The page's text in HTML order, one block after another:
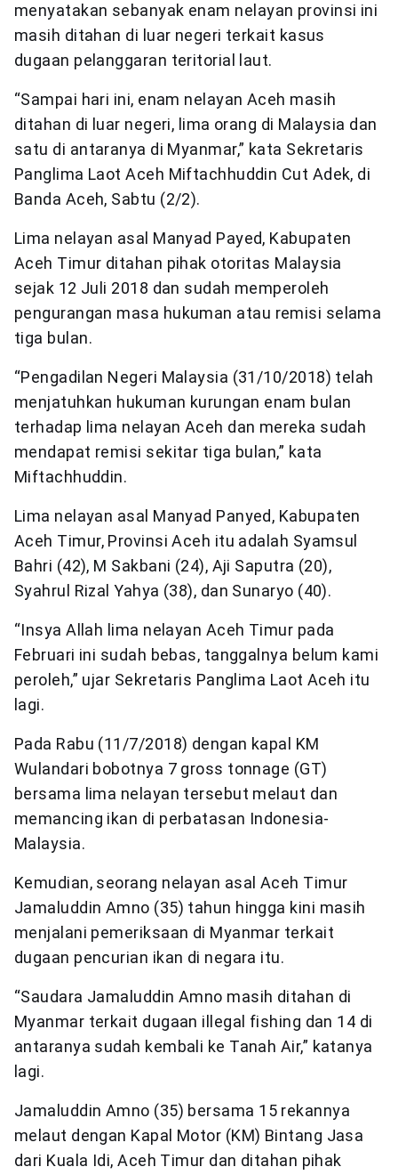
menyatakan sebanyak enam nelayan provinsi ini
masih ditahan di luar negeri terkait kasus
dugaan pelanggaran teritorial laut.
“Sampai hari ini, enam nelayan Aceh masih
ditahan di luar negeri, lima orang di Malaysia dan
satu di antaranya di Myanmar,” kata Sekretaris
Panglima Laot Aceh Miftachhuddin Cut Adek, di
Banda Aceh, Sabtu (2/2).
Lima nelayan asal Manyad Payed, Kabupaten
Aceh Timur ditahan pihak otoritas Malaysia
sejak 12 Juli 2018 dan sudah memperoleh
pengurangan masa hukuman atau remisi selama
tiga bulan.
“Pengadilan Negeri Malaysia (31/10/2018) telah
menjatuhkan hukuman kurungan enam bulan
terhadap lima nelayan Aceh dan mereka sudah
mendapat remisi sekitar tiga bulan,” kata
Miftachhuddin.
Lima nelayan asal Manyad Panyed, Kabupaten
Aceh Timur, Provinsi Aceh itu adalah Syamsul
Bahri (42), M Sakbani (24), Aji Saputra (20),
Syahrul Rizal Yahya (38), dan Sunaryo (40).
“Insya Allah lima nelayan Aceh Timur pada
Februari ini sudah bebas, tanggalnya belum kami
peroleh,” ujar Sekretaris Panglima Laot Aceh itu
lagi.
Pada Rabu (11/7/2018) dengan kapal KM
Wulandari bobotnya 7 gross tonnage (GT)
bersama lima nelayan tersebut melaut dan
memancing ikan di perbatasan Indonesia-
Malaysia.
Kemudian, seorang nelayan asal Aceh Timur
Jamaluddin Amno (35) tahun hingga kini masih
menjalani pemeriksaan di Myanmar terkait
dugaan pencurian ikan di negara itu.
“Saudara Jamaluddin Amno masih ditahan di
Myanmar terkait dugaan illegal fishing dan 14 di
antaranya sudah kembali ke Tanah Air,” katanya
lagi.
Jamaluddin Amno (35) bersama 15 rekannya
melaut dengan Kapal Motor (KM) Bintang Jasa
dari Kuala Idi, Aceh Timur dan ditahan pihak